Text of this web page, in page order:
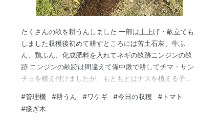
たくさんの畝を耕うんしました 一部は土上げ・畝立ても
しました収穫後初めて耕すところには苦土石灰、牛ふ
ん、鶏ふん、化成肥料を入れてネギの畝跡ニンジンの畝
跡 ニンジンの畝跡は間違えて備中鍬で耕してチマ・サン
チュを植え付けましたが、もともとはナスを植える予定
で牛ふんだけ入れました。キャベツの畝跡 前回耕した後
マルチをしていたところもマルチを外して、もう一度耕
#管理機 #耕うん #ワケギ #今日の収穫 # トマト
#接ぎ木